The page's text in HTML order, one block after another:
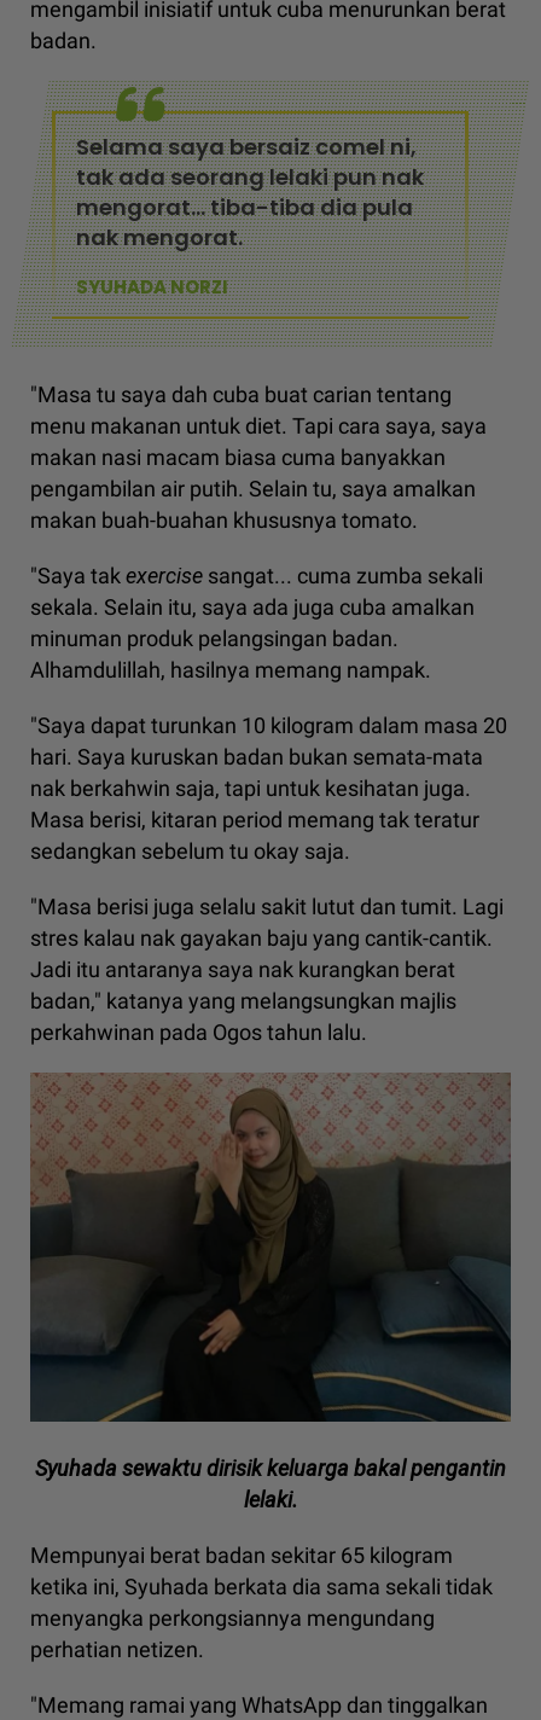
mengambil inisiatif untuk cuba menurunkan berat
badan.
Selama saya bersaiz comel ni,
tak ada seorang lelaki pun nak
mengorat... tiba-tiba dia pula
nak mengorat.
SYUHADA NORZI
"Masa tu saya dah cuba buat carian tentang
menu makanan untuk diet. Tapi cara saya, saya
makan nasi macam biasa cuma banyakkan
pengambilan air putih. Selain tu, saya amalkan
makan buah-buahan khususnya tomato.
"Saya takexercise sangat... cuma zumba sekali
sekala. Selain itu, saya ada juga cuba amalkan
minuman produk pelangsingan badan.
Alhamdulillah, hasilnya memang nampak.
"Saya dapat turunkan 10 kilogram dalam masa 20
hari. Saya kuruskan badan bukan semata-mata
nak berkahwin saja, tapi untuk kesihatan juga.
Masa berisi, kitaran period memang tak teratur
sedangkan sebelum tu okay saja.
"Masa berisi juga selalu sakit lutut dan tumit. Lagi
stres kalau nak gayakan baju yang cantik-cantik.
Jadi itu antaranya saya nak kurangkan berat
badan," katanya yang melangsungkan majlis
perkahwinan pada Ogos tahun lalu.
Syuhada sewaktu dirisik keluarga bakal pengantin
lelaki.
Mempunyai berat badan sekitar 65 kilogram
ketika ini, Syuhada berkata dia sama sekali tidak
menyangka perkongsiannya mengundang
perhatian netizen.
"Memang ramai yang WhatsApp dan tinggalkan